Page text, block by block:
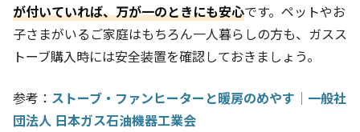
が付いていれば、万が一のときにも安心です。ペットやお
子さまがいるご家庭はもちろん一人暮らしの方も、ガスス
トーブ購入時には安全装置を確認しておきましょう。
参考： ストーブ・ファンヒーターと暖房のめやす｜一般社
団法人 日本ガス石油機器工業会